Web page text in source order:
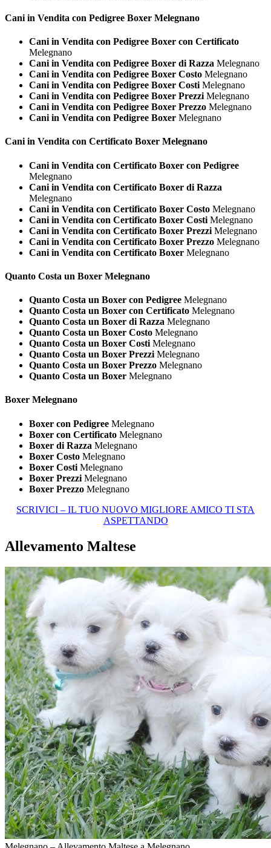
Cani in Vendita con Pedigree Boxer Melegnano
Cani in Vendita con Pedigree Boxer con Certificato
Melegnano
Cani in Vendita con Pedigree Boxer di Razza Melegnano
Cani in Vendita con Pedigree Boxer Costo Melegnano
Cani in Vendita con Pedigree Boxer Costi Melegnano
Cani in Vendita con Pedigree Boxer Prezzi Melegnano
Cani in Vendita con Pedigree Boxer Prezzo Melegnano
Cani in Vendita con Pedigree Boxer Melegnano
Cani in Vendita con Certificato Boxer Melegnano
Cani in Vendita con Certificato Boxer con Pedigree
Melegnano
Cani in Vendita con Certificato Boxer di Razza
Melegnano
Cani in Vendita con Certificato Boxer Costo Melegnano
Cani in Vendita con Certificato Boxer Costi Melegnano
Cani in Vendita con Certificato Boxer Prezzi Melegnano
Cani in Vendita con Certificato Boxer Prezzo Melegnano
Cani in Vendita con Certificato Boxer Melegnano
Quanto Costa un Boxer Melegnano
Quanto Costa un Boxer con Pedigree Melegnano
Quanto Costa un Boxer con Certificato Melegnano
Quanto Costa un Boxer di Razza Melegnano
Quanto Costa un Boxer Costo Melegnano
Quanto Costa un Boxer Costi Melegnano
Quanto Costa un Boxer Prezzi Melegnano
Quanto Costa un Boxer Prezzo Melegnano
Quanto Costa un Boxer Melegnano
Boxer Melegnano
Boxer con Pedigree Melegnano
Boxer con Certificato Melegnano
Boxer di Razza Melegnano
Boxer Costo Melegnano
Boxer Costi Melegnano
Boxer Prezzi Melegnano
Boxer Prezzo Melegnano
SCRIVICI – IL TUO NUOVO MIGLIORE AMICO TI STA
ASPETTANDO
Allevamento Maltese